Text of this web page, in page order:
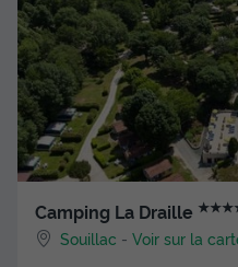
Camping La Draille
Souillac -Voir sur la